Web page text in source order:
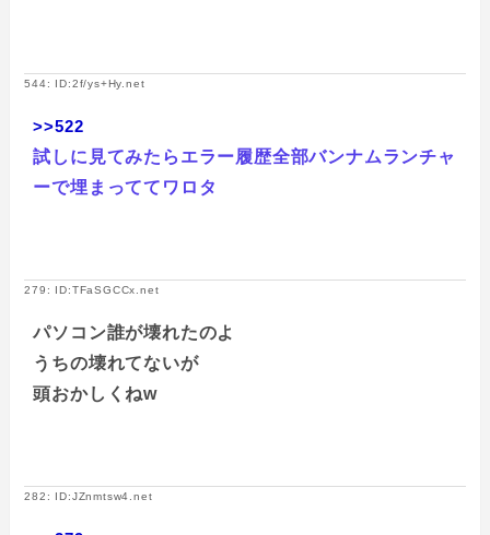
544: ID:2f/ys+Hy.net
>>522
試しに見てみたらエラー履歴全部バンナムランチャ
ーで埋まっててワロタ
279: ID:TFaSGCCx.net
パソコン誰が壊れたのよ
うちの壊れてないが
頭おかしくねw
282: ID:JZnmtsw4.net